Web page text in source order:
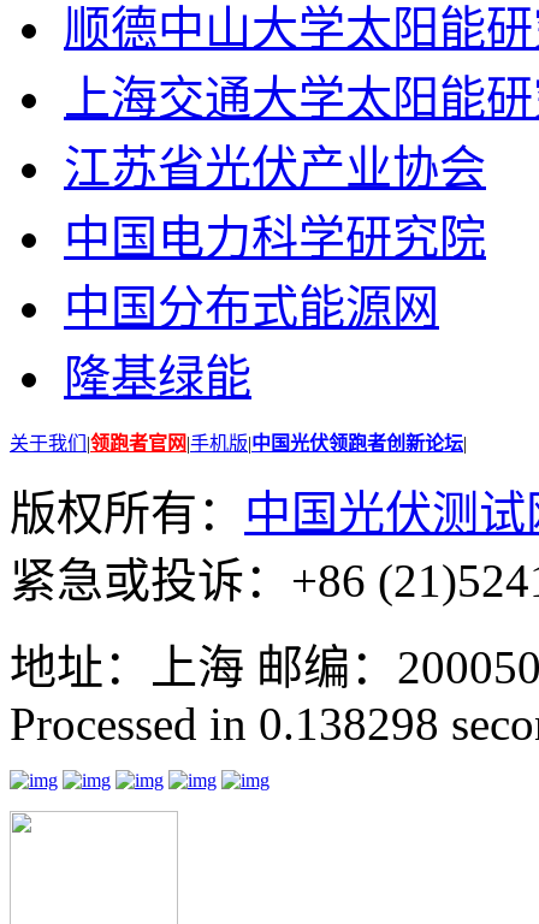
顺德中山大学太阳能
上海交通大学太阳能
江苏省光伏产业协会
中国电力科学研究院
中国分布式能源网
隆基绿能
关于我们 |领跑者官网|手机版|中国光伏领跑者创新论坛|
版权所有： 中国光伏测试
紧急或投诉：+86
地址：上海 邮编：
Processed in 0.138298